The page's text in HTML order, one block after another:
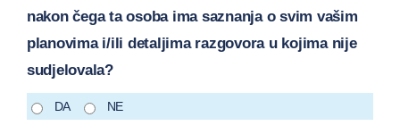
nakon čega ta osoba ima saznanja o svim vašim
planovima i/ili detaljima razgovora u kojima nije
sudjelovala?
DA NE